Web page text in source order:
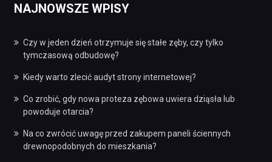
NAJNOWSZE WPISY
Czy w jeden dzień otrzymuje się stałe zęby, czy tylko
tymczasową odbudowę?
Kiedy warto zlecić audyt strony internetowej?
Co zrobić, gdy nowa proteza zębowa uwiera dziąsła lub
powoduje otarcia?
Na co zwrócić uwagę przed zakupem paneli ściennych
drewnopodobnych do mieszkania?